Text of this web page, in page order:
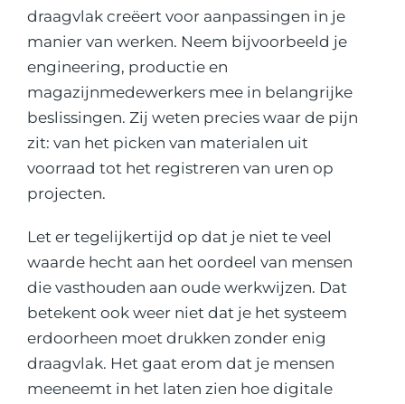
draagvlak creëert voor aanpassingen in je
manier van werken. Neem bijvoorbeeld je
engineering, productie en
magazijnmedewerkers mee in belangrijke
beslissingen. Zij weten precies waar de pijn
zit: van het picken van materialen uit
voorraad tot het registreren van uren op
projecten.
Let er tegelijkertijd op dat je niet te veel
waarde hecht aan het oordeel van mensen
die vasthouden aan oude werkwijzen. Dat
betekent ook weer niet dat je het systeem
erdoorheen moet drukken zonder enig
draagvlak. Het gaat erom dat je mensen
meeneemt in het laten zien hoe digitale